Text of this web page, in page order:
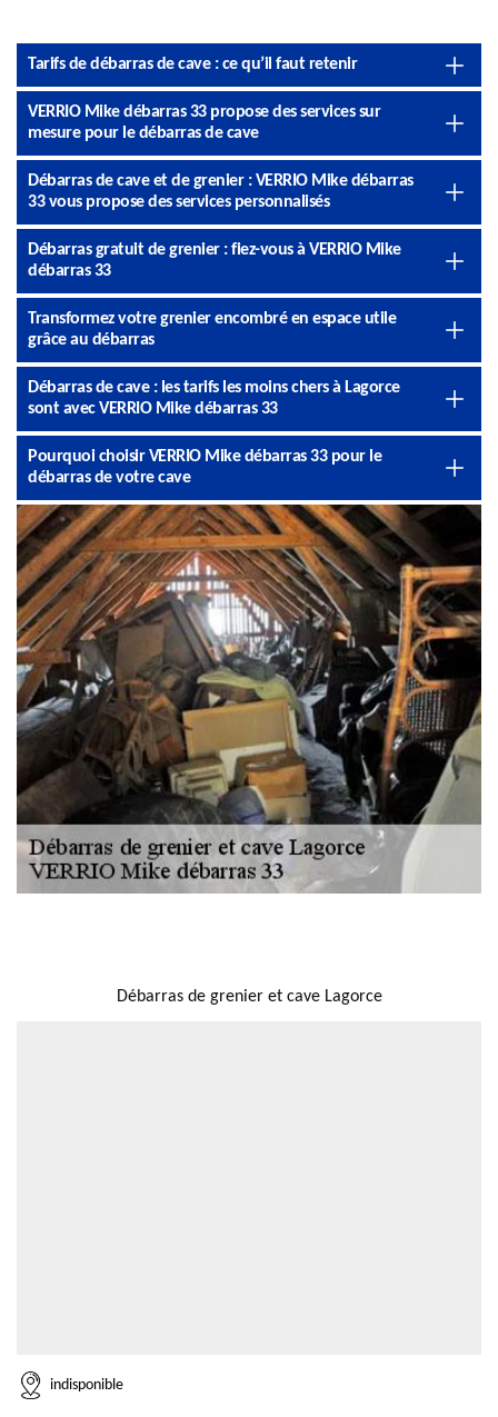
Tarifs de débarras de cave : ce qu’il faut retenir
VERRIO Mike débarras 33 propose des services sur
mesure pour le débarras de cave
Débarras de cave et de grenier : VERRIO Mike débarras
33 vous propose des services personnalisés
Débarras gratuit de grenier : fiez-vous à VERRIO Mike
débarras 33
Transformez votre grenier encombré en espace utile
grâce au débarras
Débarras de cave : les tarifs les moins chers à Lagorce
sont avec VERRIO Mike débarras 33
Pourquoi choisir VERRIO Mike débarras 33 pour le
débarras de votre cave
Débarras de grenier et cave Lagorce
indisponible